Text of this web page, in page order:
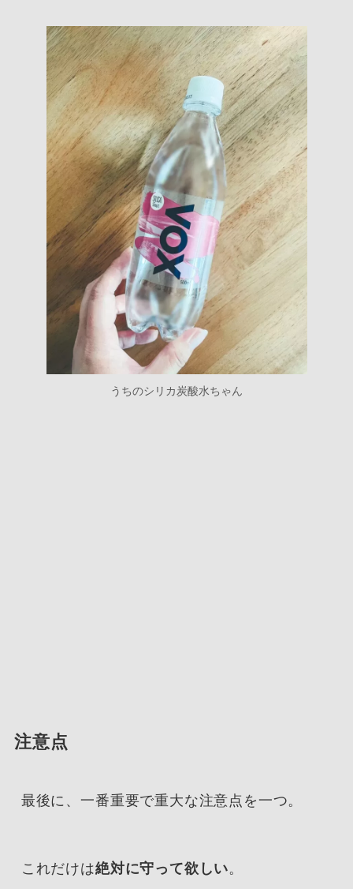
うちのシリカ炭酸水ちゃん
注意点
最後に、一番重要で重大な注意点を一つ。
これだけは絶対に守って欲しい。